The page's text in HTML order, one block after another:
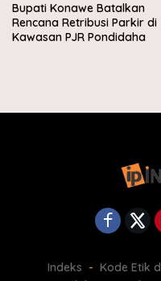
Bupati Konawe Batalkan
Rencana Retribusi Parkir di
Kawasan PJR Pondidaha
Indeks Kode Etik